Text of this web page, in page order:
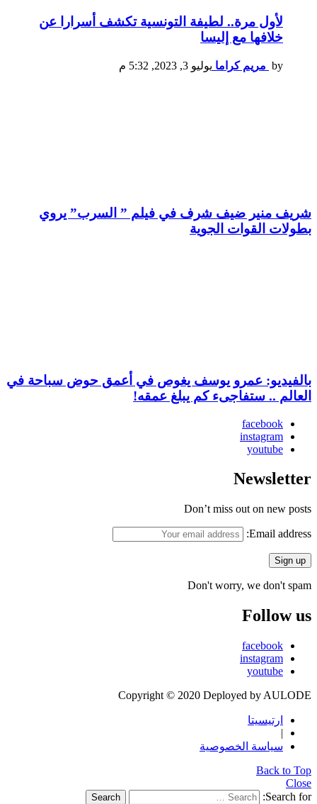
لأول مرة.. لطيفة التونسية تكشف أسرارا عن
خلافها مع إليسا
by مريم كراما يوليو 3, 2023, 5:32 م
شريف منير ضيف شرف في فيلم ” السرب” يروي
بطولات القوات الجوية
بالفيديو: عمرو يوسف يغوص في أعمق حوض سباحة في
العالم .. ستفاجىء كم يبلغ عمقه!
facebook
instagram
youtube
Newsletter
Don’t miss out on new posts
Email address:
Don't worry, we don't spam
Follow us
facebook
instagram
youtube
Copyright © 2020 Deployed by AULODE
ارتيسيتا
|
سياسة الخصوصية
Back to Top
Close
Search for:
Search